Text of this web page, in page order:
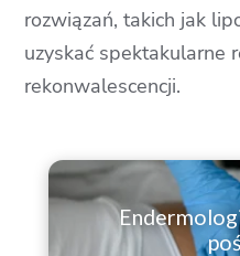
rozwiązań, takich jak
uzyskać spektakularne
rekonwalescencji.